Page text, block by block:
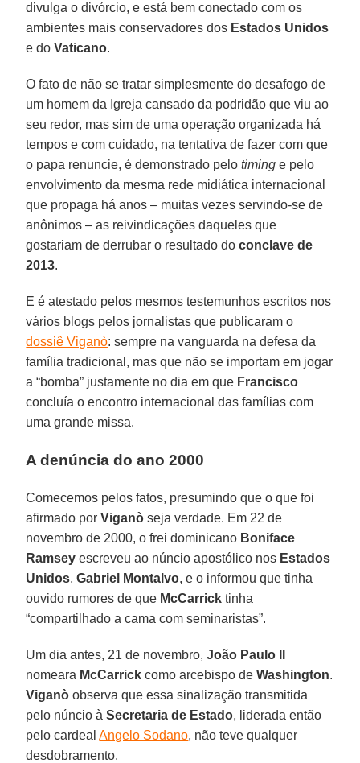
divulga o divórcio, e está bem conectado com os
ambientes mais conservadores dos Estados Unidos
e doVaticano.
O fato de não se tratar simplesmente do desafogo de
um homem da Igreja cansado da podridão que viu ao
seu redor, mas sim de uma operação organizada há
tempos e com cuidado, na tentativa de fazer com que
o papa renuncie, é demonstrado pelotiming e pelo
envolvimento da mesma rede midiática internacional
que propaga há anos – muitas vezes servindo-se de
anônimos – as reivindicações daqueles que
gostariam de derrubar o resultado doconclave de
2013.
E é atestado pelos mesmos testemunhos escritos nos
vários blogs pelos jornalistas que publicaram o
dossiê Viganò: sempre na vanguarda na defesa da
família tradicional, mas que não se importam em jogar
a “bomba” justamente no dia em que Francisco
concluía o encontro internacional das famílias com
uma grande missa.
A denúncia do ano 2000
Comecemos pelos fatos, presumindo que o que foi
afirmado porViganò seja verdade. Em 22 de
novembro de 2000, o frei dominicano Boniface
Ramsey escreveu ao núncio apostólico nos Estados
Unidos,Gabriel Montalvo, e o informou que tinha
ouvido rumores de que McCarrick tinha
“compartilhado a cama com seminaristas”.
Um dia antes, 21 de novembro,João Paulo II
nomeara McCarrick como arcebispo deWashington.
Viganò observa que essa sinalização transmitida
pelo núncio àSecretaria de Estado, liderada então
pelo cardealAngelo Sodano, não teve qualquer
desdobramento.